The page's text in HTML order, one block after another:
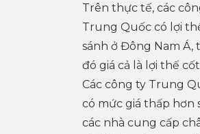
Trên thực tế, các
Trung Quốc có lợi
sánh ở Đông Nam Á,
đó giá cả là lợi thế
Các công ty Trung
có mức giá thấp hơn
các nhà cung cấp